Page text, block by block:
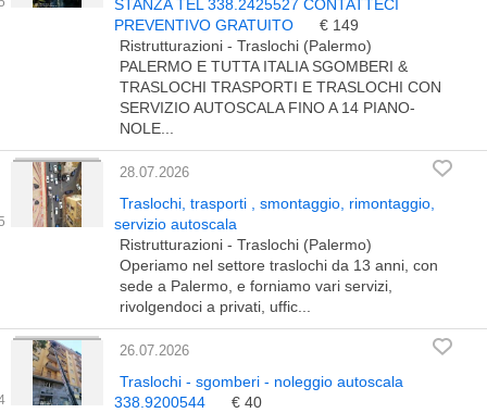
STANZA TEL 338.2425527 CONTATTECI
PREVENTIVO GRATUITO
€ 149
Ristrutturazioni - Traslochi (Palermo)
PALERMO E TUTTA ITALIA SGOMBERI &
TRASLOCHI TRASPORTI E TRASLOCHI CON
SERVIZIO AUTOSCALA FINO A 14 PIANO-
NOLE...
28.07.2026
Traslochi, trasporti , smontaggio, rimontaggio,
servizio autoscala
Ristrutturazioni - Traslochi (Palermo)
Operiamo nel settore traslochi da 13 anni, con
sede a Palermo, e forniamo vari servizi,
rivolgendoci a privati, uffic...
26.07.2026
Traslochi - sgomberi - noleggio autoscala
338.9200544
€ 40